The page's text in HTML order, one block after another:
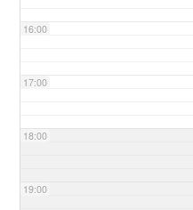
16:00
17:00
18:00
19:00